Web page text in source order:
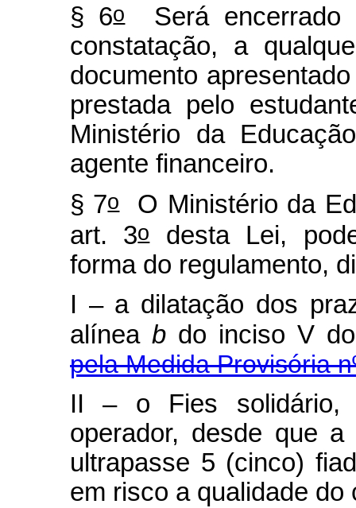
§ 6oSerá encerrado
constatação, a
documento
prestada pelo
Ministério da
agente financeiro.
§ 7oO Ministério da
art. 3odesta Lei,
forma do regulamento,
I – a dilatação dos
alínea b do inciso V
pela Medida Provisória
II – o Fies solidário,
operador, desde que
ultrapasse 5 (cinco)
em risco a qualidade do